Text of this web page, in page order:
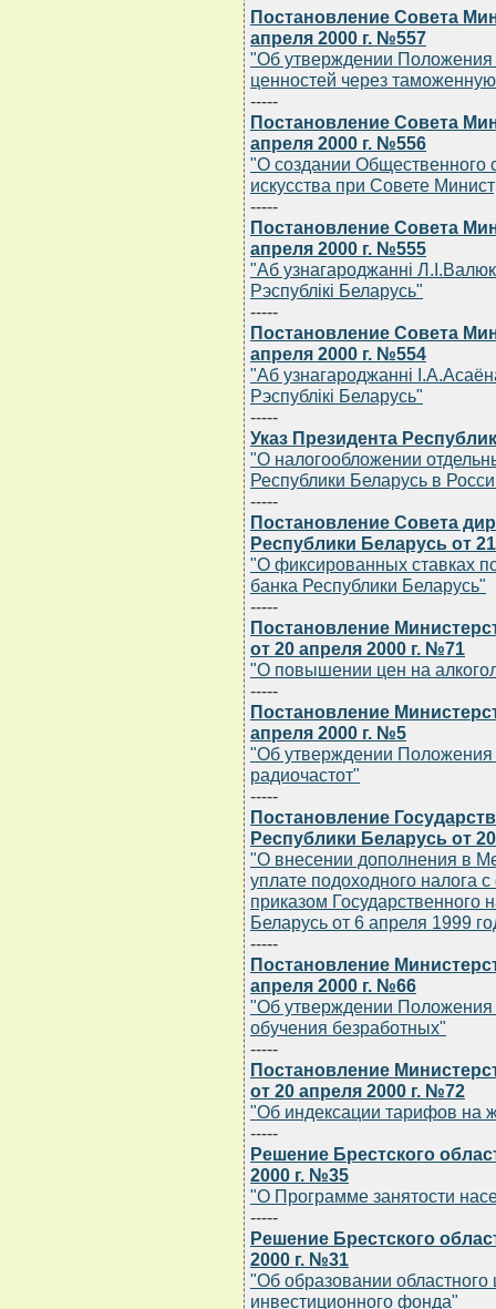
Постановление Совета
апреля 2000 г. №557
"Об утверждении Положения
ценностей через
-----
Постановление Совета
апреля 2000 г. №556
"О создании Общественного
искусства при Совете
-----
Постановление Совета
апреля 2000 г. №555
"Аб узнагароджаннi
Рэспублiкi Беларусь"
-----
Постановление Совета
апреля 2000 г. №554
"Аб узнагароджаннi
Рэспублiкi Беларусь"
-----
Указ Президента
"О налогообложении
Республики Беларусь в
-----
Постановление Совета
Республики Беларусь от
"О фиксированных ставках
банка Республики Беларусь"
-----
Постановление
от 20 апреля 2000 г. №71
"О повышении цен на
-----
Постановление
апреля 2000 г. №5
"Об утверждении
радиочастот"
-----
Постановление
Республики Беларусь от
"О внесении дополнения в
уплате подоходного налога
приказом Государственного
Беларусь от 6 апреля 1999
-----
Постановление
апреля 2000 г. №66
"Об утверждении Положения
обучения безработных"
-----
Постановление
от 20 апреля 2000 г. №72
"Об индексации тарифов на
-----
Решение Брестского
2000 г. №35
"О Программе занятости
-----
Решение Брестского
2000 г. №31
"Об образовании
инвестиционного фонда"